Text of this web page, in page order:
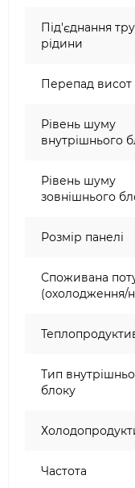
Під'єднання
рідини
Перепад висот
Рівень шуму
внутрішнього
Рівень шуму
зовнішнього
Розмір панелі
Споживана
(охолодження/
Тип
блоку
Частота